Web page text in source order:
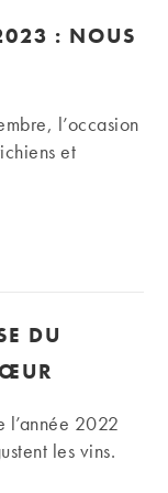
: NOUS
l’occasion
et
DU
l’année 2022
les vins.